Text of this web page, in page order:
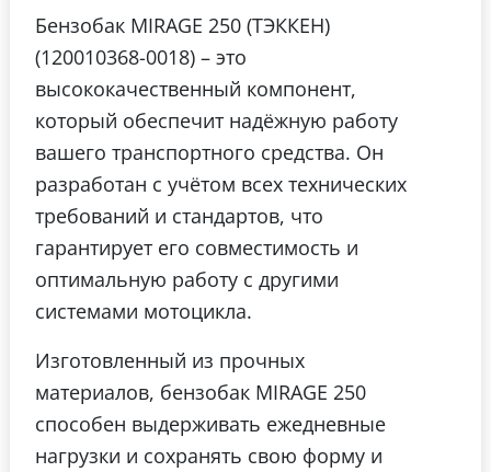
Бензобак MIRAGE 250 (ТЭККЕН)
(120010368-0018) – это
высококачественный компонент,
который обеспечит надёжную работу
вашего транспортного средства. Он
разработан с учётом всех технических
требований и стандартов, что
гарантирует его совместимость и
оптимальную работу с другими
системами мотоцикла.
Изготовленный из прочных
материалов, бензобак MIRAGE 250
способен выдерживать ежедневные
нагрузки и сохранять свою форму и